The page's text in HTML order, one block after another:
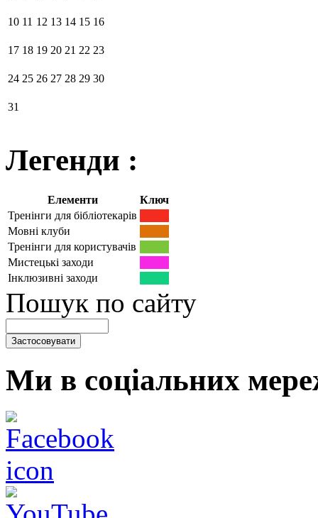
10 11 12 13 14 15 16
17 18 19 20 21 22 23
24 25 26 27 28 29 30
31
Легенди :
Елементи
Ключ
Тренінги для бібліотекарів
Мовні клуби
Тренінги для користувачів
Мистецькі заходи
Інклюзивні заходи
Пошук по сайту
Ми в соціальних